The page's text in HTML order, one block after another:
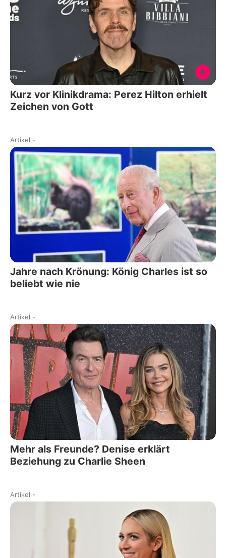
Kurz vor Klinikdrama: Perez Hilton erhielt
Zeichen von Gott
Artikel -
Jahre nach Krönung: König Charles ist so
beliebt wie nie
Artikel -
Mehr als Freunde? Denise erklärt
Beziehung zu Charlie Sheen
Artikel -